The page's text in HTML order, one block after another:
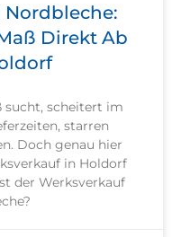
Nordbleche:
Direkt Ab
sucht, scheitert im
starren
Doch genau hier
in Holdorf
der Werksverkauf